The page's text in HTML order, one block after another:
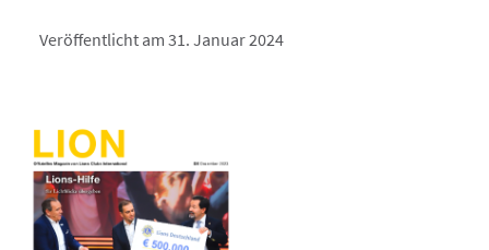
Veröffentlicht am 31. Januar 2024